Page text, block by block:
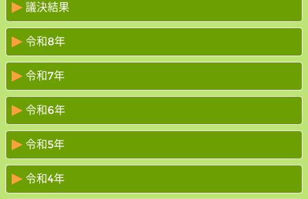
議決結果
令和8年
令和7年
令和6年
令和5年
令和4年